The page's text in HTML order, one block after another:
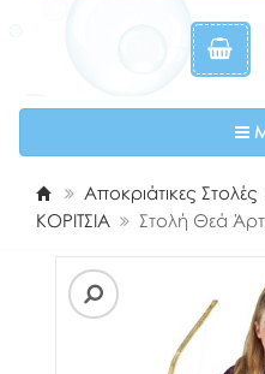
Αποκριάτικες Στολές
ΚΟΡΙΤΣΙΑ
Στολή Θεά